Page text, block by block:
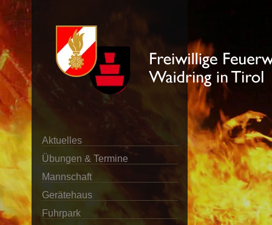
Aktuelles
Übungen & Termine
Mannschaft
Gerätehaus
Fuhrpark